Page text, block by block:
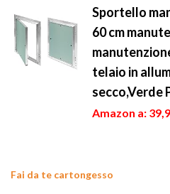
Sportello
60 cm
telaio in
secco,Verde
Amazon a:
Fai da te cartongesso